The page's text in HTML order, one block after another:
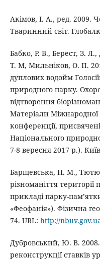
Акімов, І. А., ред. 2009.
Тваринний світ.
Бабко, Р. В., Берест, З.
Т. М, Мильніков, О. П.
дуплових водойм
природного парку.
відтворення
Матеріали
конференції,
Національного
7-8 вересня 2017 р.).
Барщевська, Н. М.,
різноманіття
прикладі парку-
«Феофанія»). Фізична
74. URL: http://
Дубровський, Ю. В.
реконструкції ставків